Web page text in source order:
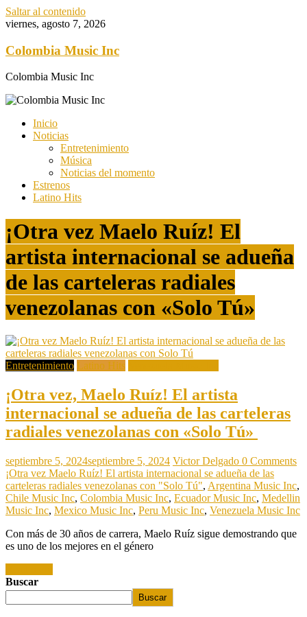
Saltar al contenido
viernes, agosto 7, 2026
Colombia Music Inc
Colombia Music Inc
Inicio
Noticias
Entretenimiento
Música
Noticias del momento
Estrenos
Latino Hits
¡Otra vez Maelo Ruíz! El
artista internacional se adueña
de las carteleras radiales
venezolanas con «Solo Tú»
Entretenimiento Latino Hits
¡Otra vez, Maelo Ruíz! El artista
internacional se adueña de las carteleras
radiales venezolanas con «Solo Tú»
septiembre 5, 2024septiembre 5, 2024 Victor Delgado 0 Comments
¡Otra vez Maelo Ruíz! El artista internacional se adueña de las
carteleras radiales venezolanas con "Solo Tú", Argentina Music Inc,
Chile Music Inc, Colombia Music Inc, Ecuador Music Inc, Medellin
Music Inc, Mexico Music Inc, Peru Music Inc, Venezuela Music Inc
Con más de 30 años de carrera, Maelo Ruíz sigue demostrando que
es uno de los mejores en el género
Buscar
Buscar